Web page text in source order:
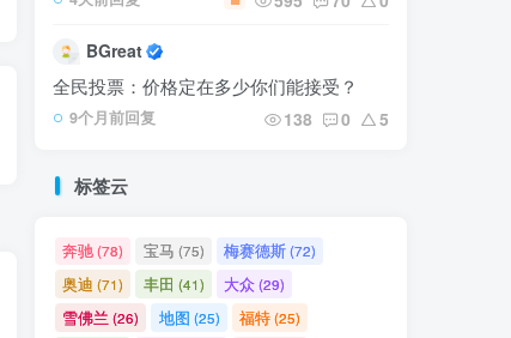
【⭐臻选MOD】本田 CRV 2024-2025 【⭐臻选MOD】路虎揽胜 2022
BGreat
全民投票：价格定在多少你们能接受？
9个月前回复 138 0 5
标签云
奔驰(78) 宝马 (75) 梅赛德斯(72)
奥迪 (71) 丰田 (41) 大众(29)
雪佛兰 (26) 地图 (25) 福特(25)